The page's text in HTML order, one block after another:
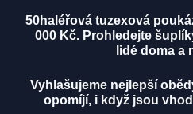
50haléřová tuzexová
000 Kč. Prohledejte
lidé doma a
Vyhlašujeme nejlepší
opomíjí, i když jsou